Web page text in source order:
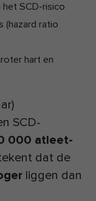
het SCD-risico
(hazard ratio
hart en
SCD-
000 atleet-
dat de
liggen dan